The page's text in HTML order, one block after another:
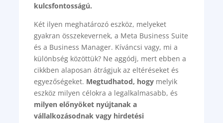
kulcsfontosságú.
Két ilyen meghatározó eszköz, melyeket
gyakran összekevernek, a Meta Business Suite
és a Business Manager. Kíváncsi vagy, mi a
különbség közöttük? Ne aggódj, mert ebben a
cikkben alaposan átrágjuk az eltéréseket és
egyezőségeket. Megtudhatod, hogy melyik
eszköz milyen célokra a legalkalmasabb, és
milyen előnyöket nyújtanak a
vállalkozásodnak vagy hirdetési